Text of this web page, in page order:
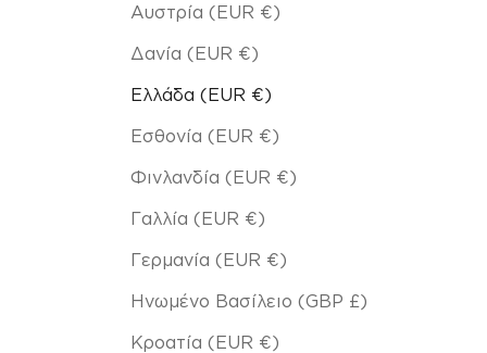
Αυστρία (EUR €)
Δανία (EUR €)
Ελλάδα (EUR €)
Εσθονία (EUR €)
Φινλανδία (EUR €)
Γαλλία (EUR €)
Γερμανία (EUR €)
Ηνωμένο Βασίλειο (GBP £)
Κροατία (EUR €)